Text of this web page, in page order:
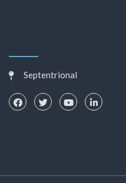
Septentrional